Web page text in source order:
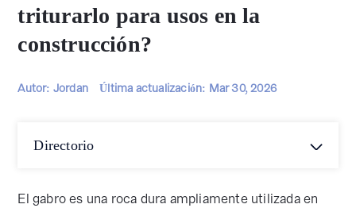
triturarlo para usos en la
construcción?
Autor: Jordan Última actualización: Mar 30, 2026
Directorio
El gabro es una roca dura ampliamente utilizada en